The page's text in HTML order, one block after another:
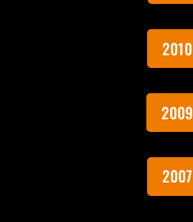
2010
2009
2007